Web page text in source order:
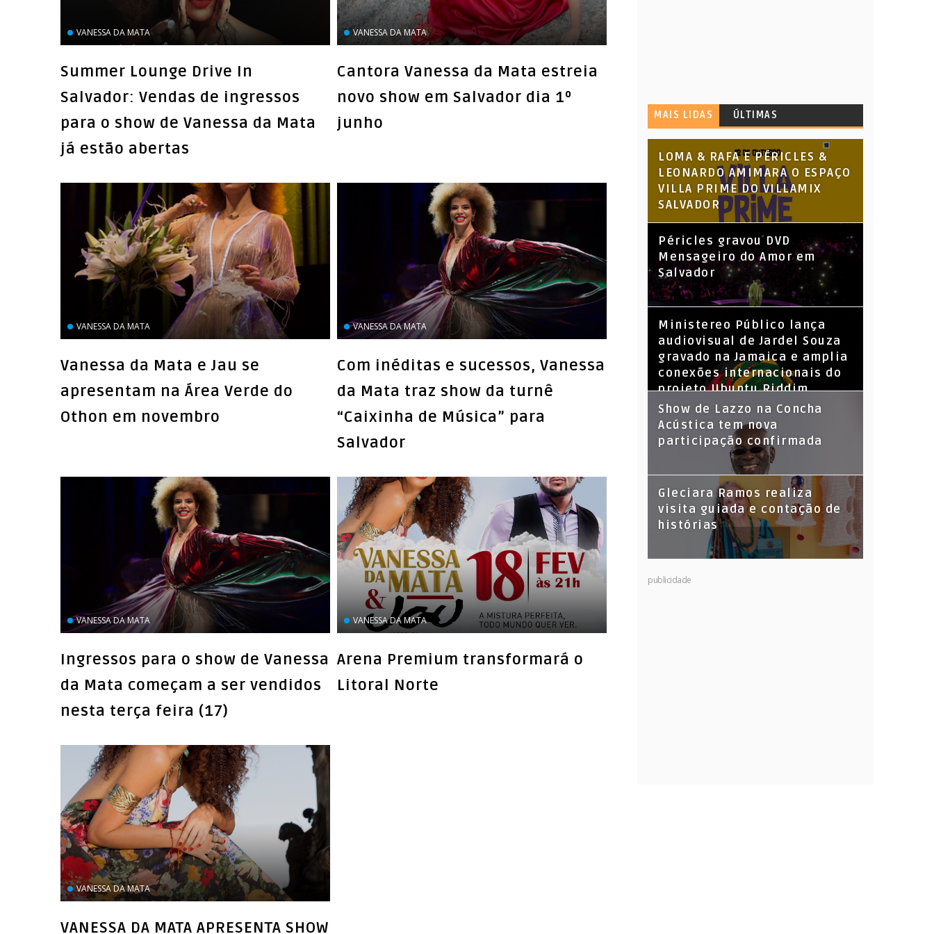
VANESSA DA MATA
Summer Lounge Drive In
Salvador: Vendas de ingressos
para o show de Vanessa da Mata
já estão abertas
VANESSA DA MATA
Cantora Vanessa da Mata estreia
novo show em Salvador dia 1º
junho
VANESSA DA MATA
Vanessa da Mata e Jau se
apresentam na Área Verde do
Othon em novembro
VANESSA DA MATA
Com inéditas e sucessos, Vanessa
da Mata traz show da turnê
“Caixinha de Música” para
Salvador
VANESSA DA MATA
Ingressos para o show de Vanessa
da Mata começam a ser vendidos
nesta terça feira (17)
VANESSA DA MATA
Arena Premium transformará o
Litoral Norte
VANESSA DA MATA
VANESSA DA MATA APRESENTA SHOW
MAIS LIDAS ÚLTIMAS
LOMA & RAFA E PÉRICLES &
LEONARDO AMIMARA O ESPAÇO
VILLA PRIME DO VILLAMIX
SALVADOR
Péricles gravou DVD
Mensageiro do Amor em
Salvador
​Ministereo Público lança
audiovisual de Jardel Souza
gravado na Jamaica e amplia
conexões internacionais do
projeto Ubuntu Riddim
Show de Lazzo na Concha
Acústica tem nova
participação confirmada
Gleciara Ramos realiza
visita guiada e contação de
histórias
publicidade